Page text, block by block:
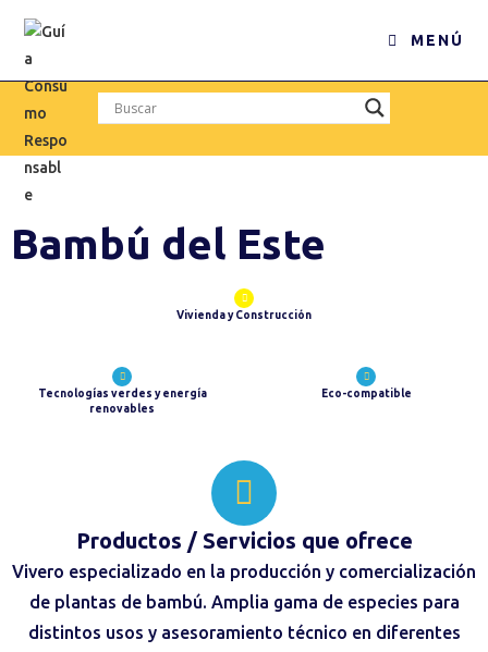
MENÚ
Bambú del Este
Vivienda y Construcción
Tecnologías verdes y energía
renovables
Eco-compatible
Productos / Servicios que ofrece
Vivero especializado en la producción y comercialización
de plantas de bambú. Amplia gama de especies para
distintos usos y asesoramiento técnico en diferentes